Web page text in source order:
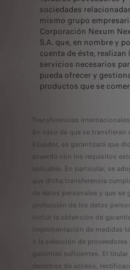
sociedades
mismo grupo
Corporación Nexum
S.A. que, en nombre y
cuenta de éste, realizan
servicios necesarios
pueda ofrecer y
productos que se
Transferencias
En caso de que se
Ecuador, se garantizará que
acuerdo con los requisitos
aplicable. En particular, se
que dicha transferencia
de datos personales y que se
protección de los datos
incluir la obtención de
implementación de medidas
o la selección de
garantías suficientes. El
derechos de acceso,